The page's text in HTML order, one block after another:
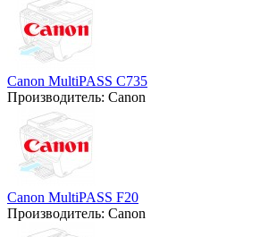
Canon MultiPASS C735
Производитель: Canon
Canon MultiPASS F20
Производитель: Canon